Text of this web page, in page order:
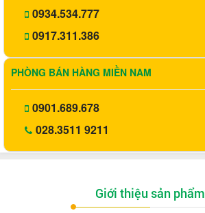
0934.534.777
0917.311.386
PHÒNG BÁN HÀNG MIỀN NAM
0901.689.678
028.3511 9211
Giới thiệu sản phẩm